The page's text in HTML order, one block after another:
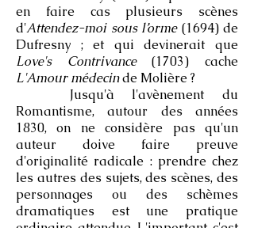
en faire cas plusieurs scènes
d'Attendez-moi sous l’orme(1694) de
Dufresny ; et qui devinerait que
Love's Contrivance(1703) cache
L'Amour médecinde Molière ?
Jusqu'à l'avènement du
Romantisme, autour des années
1830, on ne considère pas qu'un
auteur doive faire preuve
d'originalité radicale : prendre chez
les autres des sujets, des scènes, des
personnages ou des schèmes
dramatiques est une pratique